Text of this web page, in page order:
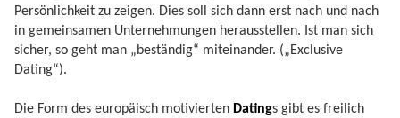
Persönlichkeit zu zeigen. Dies soll sich dann erst nach und nach
in gemeinsamen Unternehmungen herausstellen. Ist man sich
sicher, so geht man „beständig“ miteinander. („Exclusive
Dating“).
Die Form des europäisch motivierten Datings gibt es freilich